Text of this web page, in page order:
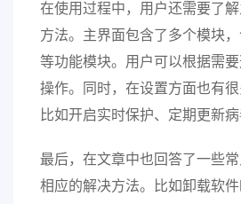
在使用过程中，用户还需要了
方法。主界面包含了多个模块
等功能模块。用户可以根据需
操作。同时，在设置方面也有很
比如开启实时保护、定期更新病
最后，在文章中也回答了一些
相应的解决方法。比如卸载软